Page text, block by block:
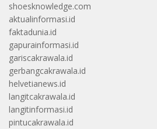
shoesknowledge.com
aktualinformasi.id
faktadunia.id
gapurainformasi.id
gariscakrawala.id
gerbangcakrawala.id
helvetianews.id
langitcakrawala.id
langitinformasi.id
pintucakrawala.id